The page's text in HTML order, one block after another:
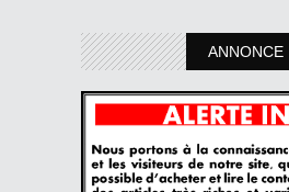
ANNONCE